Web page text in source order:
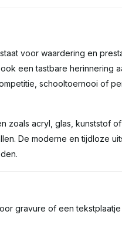
voor waardering en
een tastbare herinnering
schooltoernooi of
zoals acryl, glas, kunststof
De moderne en tijdloze
gravure of een